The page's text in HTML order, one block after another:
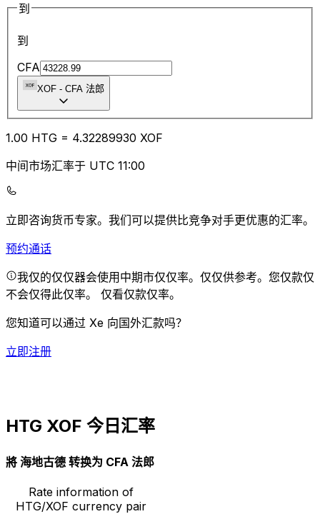
到
到
CFA
XOF - CFA 法郎
1.00 HTG = 4.32289930 XOF
中间市场汇率于 UTC 11:00
立即咨询货币专家。 我们可以提供比竞争对手更优惠的汇率。
预约通话
我仅的仅仅器会使用中期市仅仅率。仅仅供参考。您仅款仅
不会仅得此仅率。 仅看仅款仅率。
您知道可以通过 Xe 向国外汇款吗？
立即注册
HTG XOF 今日汇率
將 海地古德 转换为 CFA 法郎
Rate information of
HTG/XOF currency pair